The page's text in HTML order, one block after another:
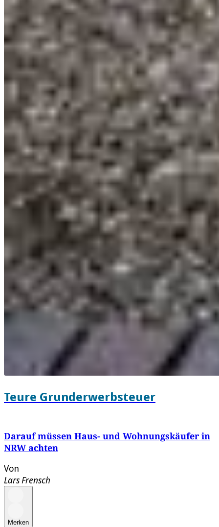
Teure Grunderwerbsteuer
Darauf müssen Haus- und Wohnungskäufer in
NRW achten
Von
Lars Frensch
Merken